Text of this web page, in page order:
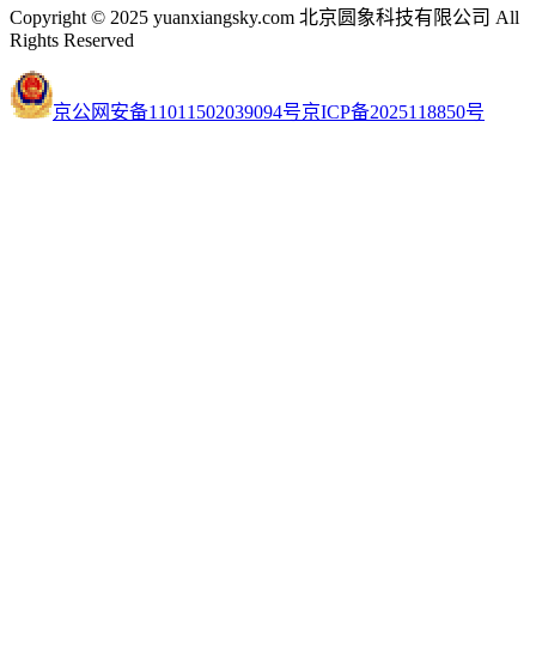
Copyright © 2025 yuanxiangsky.com 北京圆象科技有限公司 All
Rights Reserved
京公网安备11011502039094号京ICP备2025118850号